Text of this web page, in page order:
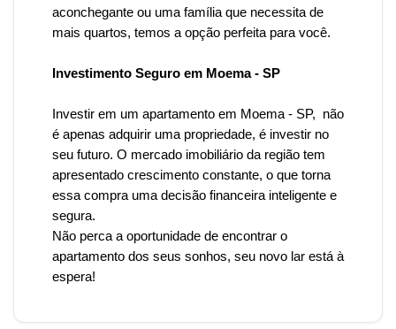
aconchegante ou uma família que necessita de
mais quartos, temos a opção perfeita para você.
Investimento Seguro em Moema - SP
Investir em um apartamento em Moema - SP, não
é apenas adquirir uma propriedade, é investir no
seu futuro. O mercado imobiliário da região tem
apresentado crescimento constante, o que torna
essa compra uma decisão financeira inteligente e
segura.
Não perca a oportunidade de encontrar o
apartamento dos seus sonhos, seu novo lar está à
espera!